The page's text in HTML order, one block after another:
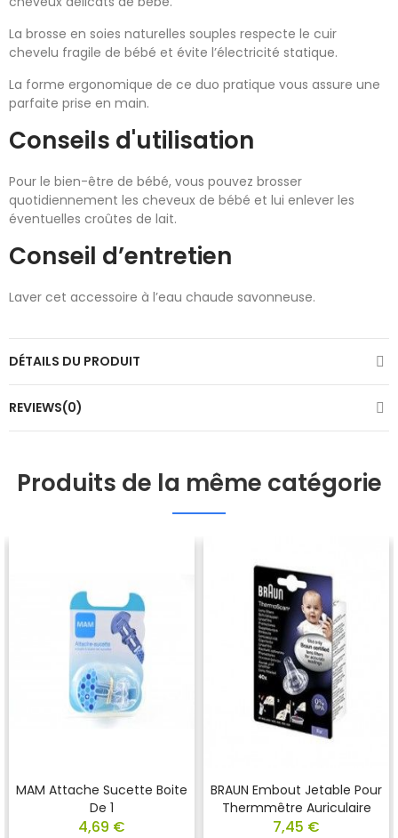
La brosse en soies naturelles souples respecte le cuir
chevelu fragile de bébé et évite l’électricité statique.
La forme ergonomique de ce duo pratique vous assure une
parfaite prise en main.
Conseils d'utilisation
Pour le bien-être de bébé, vous pouvez brosser
quotidiennement les cheveux de bébé et lui enlever les
éventuelles croûtes de lait.
Conseil d’entretien
Laver cet accessoire à l’eau chaude savonneuse.
DÉTAILS DU PRODUIT
REVIEWS(0)
Produits de la même catégorie
MAM Attache Sucette Boite
De 1
4,69 €
BRAUN Embout Jetable Pour
Thermmêtre Auriculaire
7,45 €